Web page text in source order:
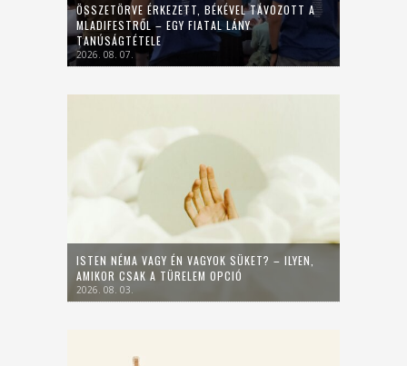
ÖSSZETÖRVE ÉRKEZETT, BÉKÉVEL TÁVOZOTT A
MLADIFESTRŐL – EGY FIATAL LÁNY
TANÚSÁGTÉTELE
2026. 08. 07.
ISTEN NÉMA VAGY ÉN VAGYOK SÜKET? – ILYEN,
AMIKOR CSAK A TÜRELEM OPCIÓ
2026. 08. 03.